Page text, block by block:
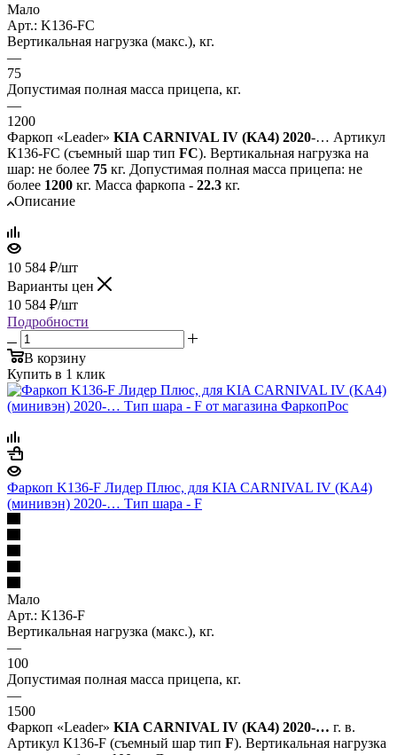
Мало
Арт.: K136-FС
Вертикальная нагрузка (макс.), кг.
—
75
Допустимая полная масса прицепа, кг.
—
1200
Фаркоп «Leader» KIA CARNIVAL IV (KA4) 2020-… Артикул
К136-FC (съемный шар тип FC). Вертикальная нагрузка на
шар: не более 75 кг. Допустимая полная масса прицепа: не
более 1200 кг. Масса фаркопа - 22.3 кг.
Описание
10 584 ₽/шт
Варианты цен
10 584 ₽/шт
Подробности
В корзину
Купить в 1 клик
Фаркоп K136-F Лидер Плюс, для KIA CARNIVAL IV (KA4)
(минивэн) 2020-… Тип шара - F
Мало
Арт.: K136-F
Вертикальная нагрузка (макс.), кг.
—
100
Допустимая полная масса прицепа, кг.
—
1500
Фаркоп «Leader» KIA CARNIVAL IV (KA4) 2020-… г. в.
Артикул К136-F (съемный шар тип F). Вертикальная нагрузка